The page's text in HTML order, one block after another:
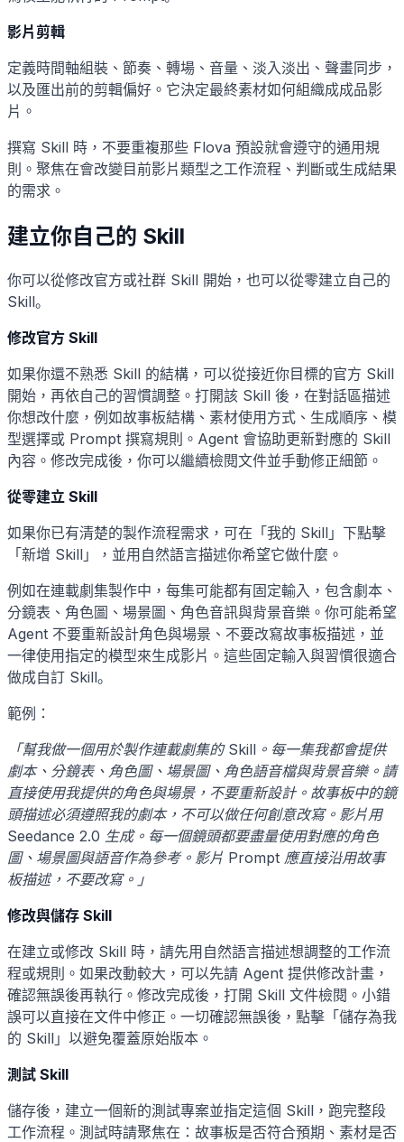
影片剪輯
定義時間軸組裝、節奏、轉場、音量、淡入淡出、聲畫同步，
以及匯出前的剪輯偏好。它決定最終素材如何組織成成品影
片。
撰寫 Skill 時，不要重複那些 Flova 預設就會遵守的通用規
則。聚焦在會改變目前影片類型之工作流程、判斷或生成結果
的需求。
建立你自己的 Skill
你可以從修改官方或社群 Skill 開始，也可以從零建立自己的
Skill。
修改官方 Skill
如果你還不熟悉 Skill 的結構，可以從接近你目標的官方 Skill
開始，再依自己的習慣調整。打開該 Skill 後，在對話區描述
你想改什麼，例如故事板結構、素材使用方式、生成順序、模
型選擇或 Prompt 撰寫規則。Agent 會協助更新對應的 Skill
內容。修改完成後，你可以繼續檢閱文件並手動修正細節。
從零建立 Skill
如果你已有清楚的製作流程需求，可在「我的 Skill」下點擊
「新增 Skill」，並用自然語言描述你希望它做什麼。
例如在連載劇集製作中，每集可能都有固定輸入，包含劇本、
分鏡表、角色圖、場景圖、角色音訊與背景音樂。你可能希望
Agent 不要重新設計角色與場景、不要改寫故事板描述，並
一律使用指定的模型來生成影片。這些固定輸入與習慣很適合
做成自訂 Skill。
範例：
「幫我做一個用於製作連載劇集的 Skill。每一集我都會提供
劇本、分鏡表、角色圖、場景圖、角色語音檔與背景音樂。請
直接使用我提供的角色與場景，不要重新設計。故事板中的鏡
頭描述必須遵照我的劇本，不可以做任何創意改寫。影片用
Seedance 2.0 生成。每一個鏡頭都要盡量使用對應的角色
圖、場景圖與語音作為參考。影片 Prompt 應直接沿用故事
板描述，不要改寫。」
修改與儲存 Skill
在建立或修改 Skill 時，請先用自然語言描述想調整的工作流
程或規則。如果改動較大，可以先請 Agent 提供修改計畫，
確認無誤後再執行。修改完成後，打開 Skill 文件檢閱。小錯
誤可以直接在文件中修正。一切確認無誤後，點擊「儲存為我
的 Skill」以避免覆蓋原始版本。
測試 Skill
儲存後，建立一個新的測試專案並指定這個 Skill，跑完整段
工作流程。測試時請聚焦在：故事板是否符合預期、素材是否